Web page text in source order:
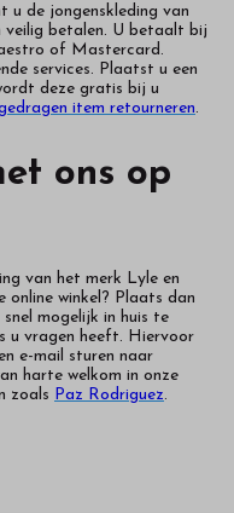
u de jongenskleding van
veilig betalen. U betaalt bij
of Mastercard.
services. Plaatst u een
deze gratis bij u
item retourneren.
ons op
van het merk Lyle en
winkel? Plaats dan
mogelijk in huis te
u vragen heeft. Hiervoor
e-mail sturen naar
harte welkom in onze
zoals Paz Rodriguez.